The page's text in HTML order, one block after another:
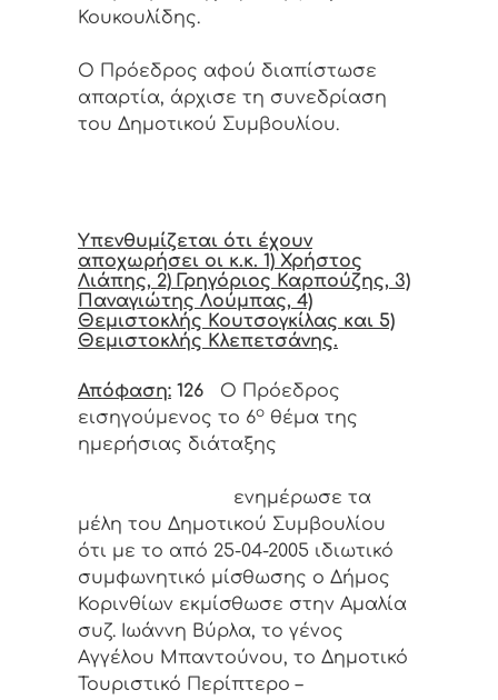
Κουκουλίδης.
Ο Πρόεδρος αφού διαπίστωσε
απαρτία, άρχισε τη συνεδρίαση
του Δημοτικού Συμβουλίου.
Υπενθυμίζεται ότι έχουν
αποχωρήσει οι κ.κ. 1) Χρήστος
Λιάπης, 2) Γρηγόριος Καρπούζης, 3)
Παναγιώτης Λούμπας, 4)
Θεμιστοκλής Κουτσογκίλας και 5)
Θεμιστοκλής Κλεπετσάνης.
Απόφαση: 126 Ο Πρόεδρος
εισηγούμενος το 6ο θέμα της
ημερήσιας διάταξης
ενημέρωσε τα
μέλη του Δημοτικού Συμβουλίου
ότι με το από 25-04-2005 ιδιωτικό
συμφωνητικό μίσθωσης ο Δήμος
Κορινθίων εκμίσθωσε στην Αμαλία
συζ. Ιωάννη Βύρλα, το γένος
Αγγέλου Μπαντούνου, το Δημοτικό
Τουριστικό Περίπτερο –